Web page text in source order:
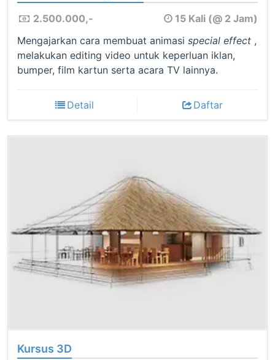
2.500.000,-
15 Kali (@ 2 Jam)
Mengajarkan cara membuat animasi special effect ,
melakukan editing video untuk keperluan iklan,
bumper, film kartun serta acara TV lainnya.
Detail Daftar
Kursus 3D